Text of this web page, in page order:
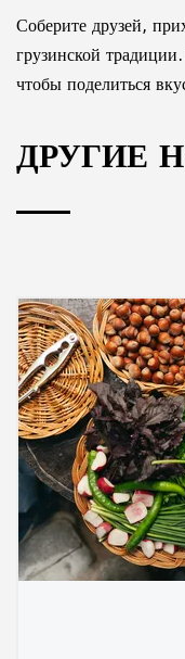
Соберите друзей,
грузинской
чтобы поделиться
ДРУГИЕ